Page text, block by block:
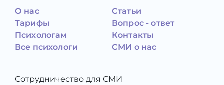
О нас
Тарифы
Психологам
Все психологи
Статьи
Вопрос - ответ
Контакты
СМИ о нас
Сотрудничество для СМИ